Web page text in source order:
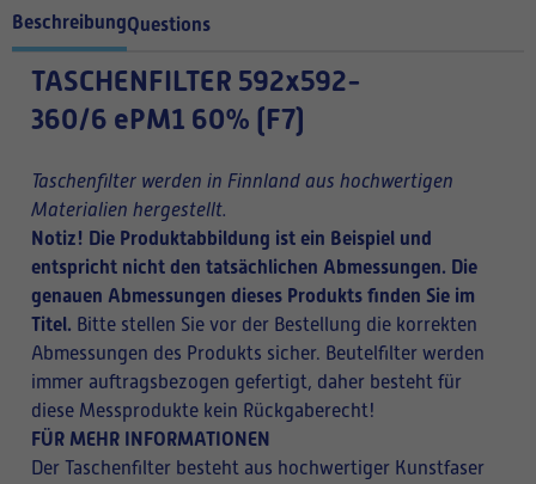
BeschreibungQuestions
TASCHENFILTER 592x592-
360/6 ePM1 60% (F7)
Taschenfilter werden in Finnland aus hochwertigen
Materialien hergestellt.
Notiz! Die Produktabbildung ist ein Beispiel und
entspricht nicht den tatsächlichen Abmessungen. Die
genauen Abmessungen dieses Produkts finden Sie im
Titel. Bitte stellen Sie vor der Bestellung die korrekten
Abmessungen des Produkts sicher. Beutelfilter werden
immer auftragsbezogen gefertigt, daher besteht für
diese Messprodukte kein Rückgaberecht!
FÜR MEHR INFORMATIONEN
Der Taschenfilter besteht aus hochwertiger Kunstfaser